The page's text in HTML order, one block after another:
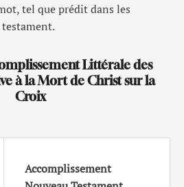
tel que prédit dans les
testament.
Littérale des
à la Mort de Christ sur la
Croix
Accomplissement